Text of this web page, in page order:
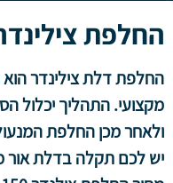
ראשי החלפת
החלפת דלת צילינדר הוא
מקצועי. התהליך יכלול
ולאחר מכן החלפת
יש לכם תקלה בדלת אור